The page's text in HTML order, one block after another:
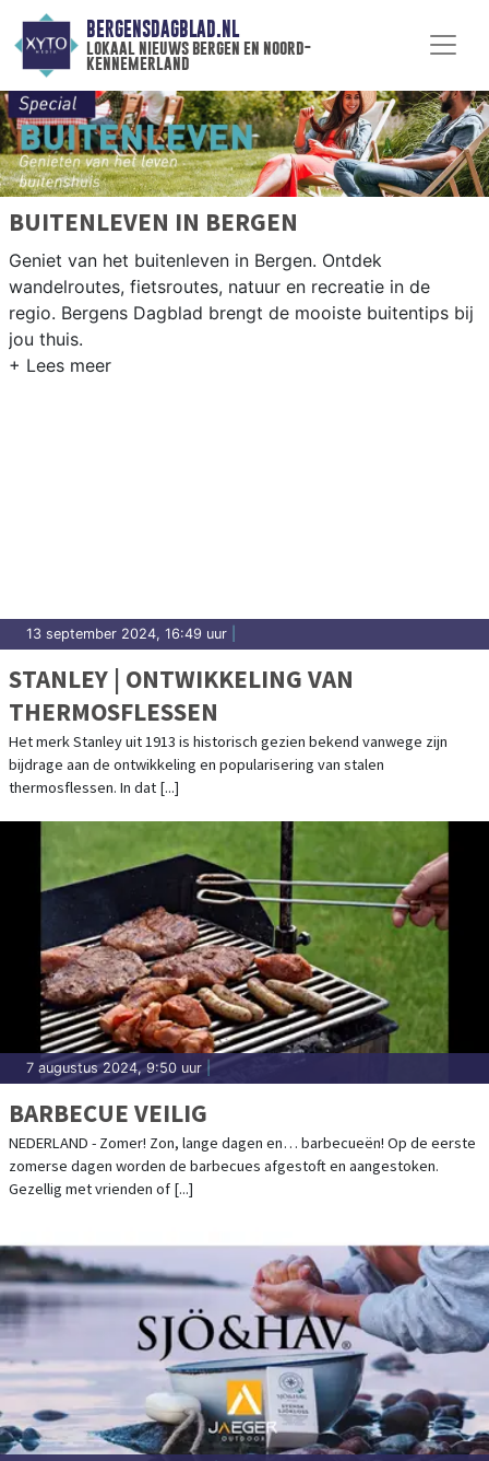
BERGENSDAGBLAD.NL
lokaal nieuws bergen en noord-
kennemerland
BUITENLEVEN IN BERGEN
Geniet van het buitenleven in Bergen. Ontdek
wandelroutes, fietsroutes, natuur en recreatie in de
regio. Bergens Dagblad brengt de mooiste buitentips bij
jou thuis.
13 september 2024, 16:49 uur
STANLEY | ONTWIKKELING VAN
THERMOSFLESSEN
Het merk Stanley uit 1913 is historisch gezien bekend vanwege zijn
bijdrage aan de ontwikkeling en popularisering van stalen
thermosflessen. In dat [...]
7 augustus 2024, 9:50 uur |
BARBECUE VEILIG
NEDERLAND - Zomer! Zon, lange dagen en… barbecueën! Op de eerste
zomerse dagen worden de barbecues afgestoft en aangestoken.
Gezellig met vrienden of [...]